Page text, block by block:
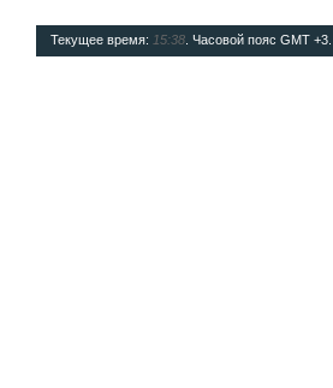
Текущее время: 15:38 . Часовой пояс GMT +3.